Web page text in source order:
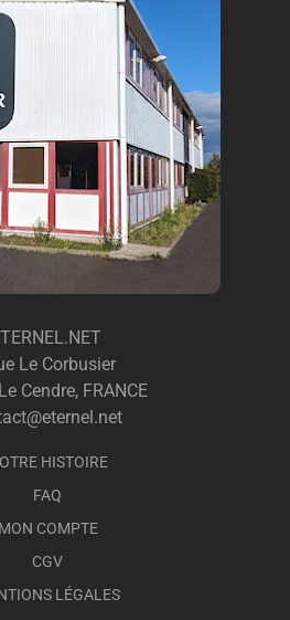
Le Corbusier
Cendre, FRANCE
HISTOIRE
FAQ
MON COMPTE
CGV
LÉGALES